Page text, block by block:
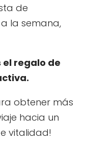
de
la semana,
el regalo de
obtener más
hacia un
vitalidad!